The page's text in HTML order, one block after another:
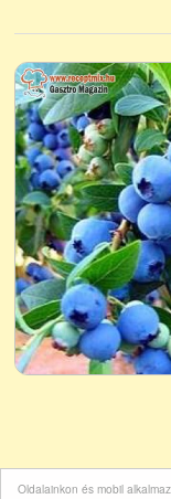
Oldalainkon és mobil